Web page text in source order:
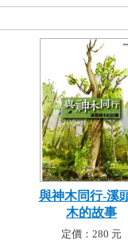
與神木同行-溪
木的故事
定價：280 元